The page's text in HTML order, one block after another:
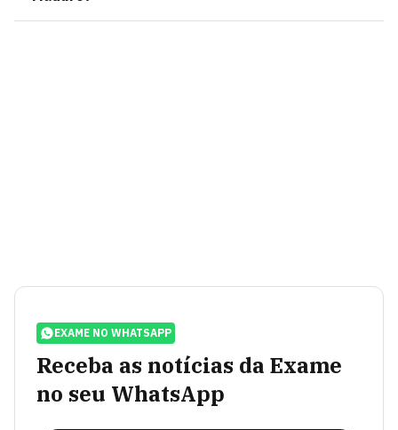
EXAME NO WHATSAPP
Receba as notícias da Exame
no seu WhatsApp